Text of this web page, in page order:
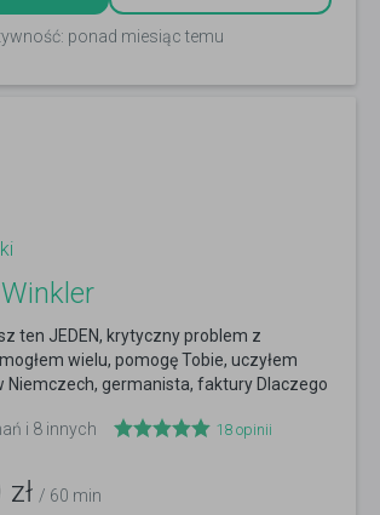
ponad miesiąc temu
ten JEDEN, krytyczny problem z
wielu, pomogę Tobie, uczyłem
Niemczech, germanista, faktury Dlaczego
i 8 innych
18 opinii
zł / 60 min